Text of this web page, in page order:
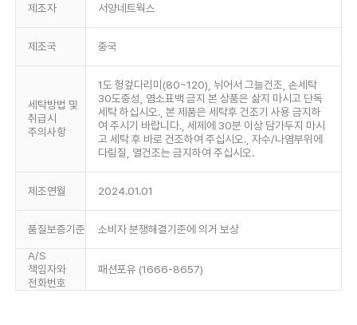
제조자 서양네트웍스
제조국 중국
세탁방법 및
취급시
주의사항
1도 헝겊다리미(80~120), 뉘어서 그늘건조, 손세탁
30도중성, 염소표백 금지 본 상품은 삶지 마시고 단독
세탁 하십시오., 본 제품은 세탁후 건조기 사용 금지하
여 주시기 바랍니다., 세제에 30분 이상 담가두지 마시
고 세탁 후 바로 건조하여 주십시오., 자수/나염부위에
다림질, 열건조는 금지하여 주십시오.
제조연월 2024.01.01
품질보증기준 소비자 분쟁해결기준에 의거 보상
A/S
책임자와
전화번호
패션포유 (1666-8657)